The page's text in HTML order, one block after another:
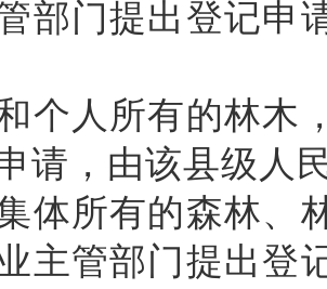
部门提出登记申
人所有的林木，
请，由该县级人
所有的森林、林
主管部门提出登